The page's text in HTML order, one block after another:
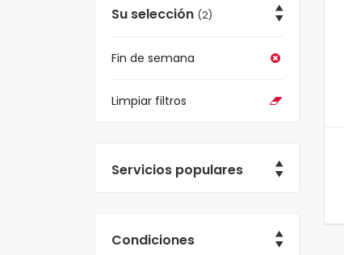
Su selección (2)
Fin de semana
Limpiar filtros
Servicios populares
Condiciones